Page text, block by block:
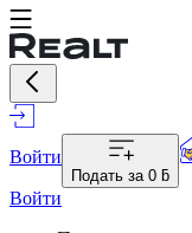
Войти
Подать за 0 ƃ
Войти